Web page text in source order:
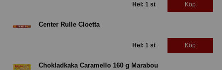
Hel: 1 st Köp
Center Rulle Cloetta
Hel: 1 st Köp
Chokladkaka Caramello 160 g Marabou